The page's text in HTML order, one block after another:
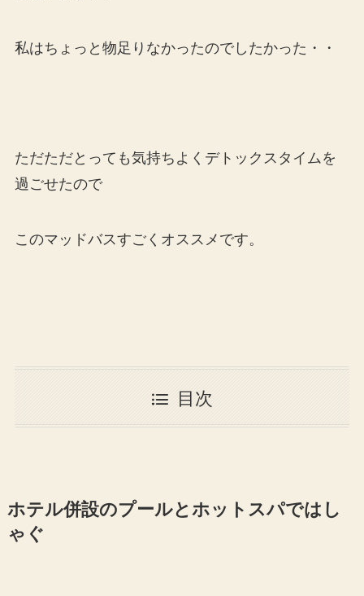
私はちょっと物足りなかったのでしたかった・・
ただただとっても気持ちよくデトックスタイムを
過ごせたので
このマッドバスすごくオススメです。
目次
ホテル併設のプールとホットスパではし
ゃぐ